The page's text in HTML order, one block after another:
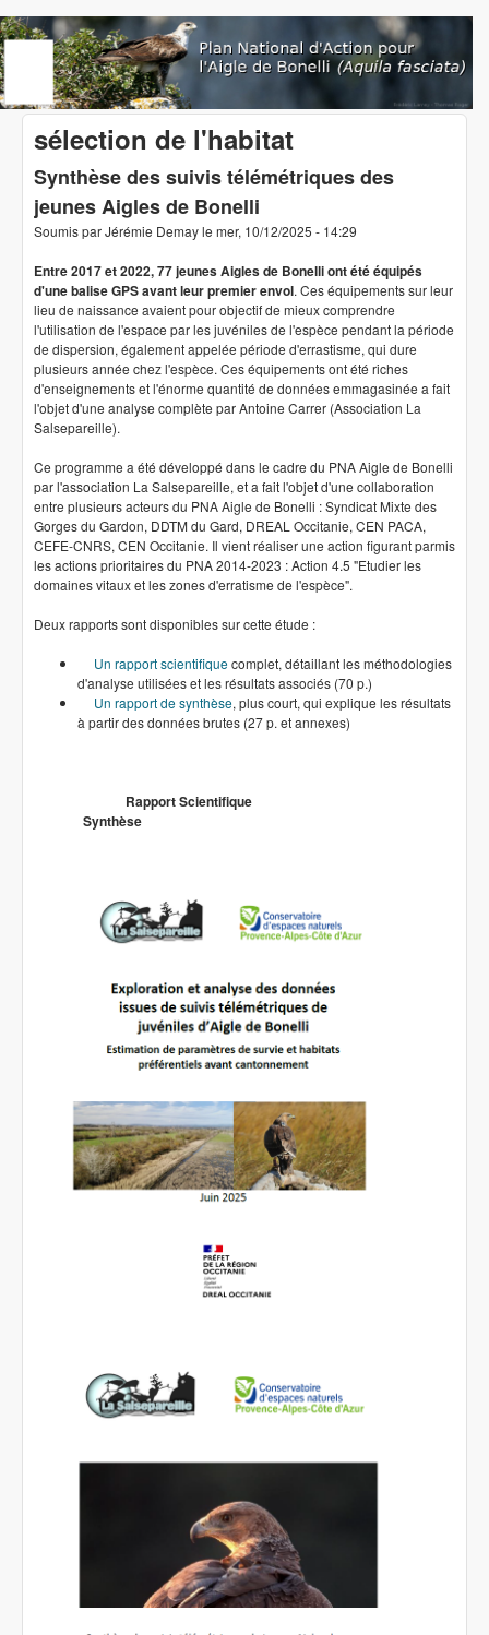
Aller au contenu principal
www.aigledebonelli.org
sélection de l'habitat
Synthèse des suivis télémétriques des
jeunes Aigles de Bonelli
Soumis parJérémie Demayle mer, 10/12/2025 - 14:29
Entre 2017 et 2022, 77 jeunes Aigles de Bonelli ont été équipés
d'une balise GPS avant leur premier envol. Ces équipements sur leur
lieu de naissance avaient pour objectif de mieux comprendre
l'utilisation de l'espace par les juvéniles de l'espèce pendant la période
de dispersion, également appelée période d'errastisme, qui dure
plusieurs année chez l'espèce. Ces équipements ont été riches
d'enseignements et l'énorme quantité de données emmagasinée a fait
l'objet d'une analyse complète par Antoine Carrer (Association La
Salsepareille).
Ce programme a été développé dans le cadre du PNA Aigle de Bonelli
par l'association La Salsepareille, et a fait l'objet d'une collaboration
entre plusieurs acteurs du PNA Aigle de Bonelli : Syndicat Mixte des
Gorges du Gardon, DDTM du Gard, DREAL Occitanie, CEN PACA,
CEFE-CNRS, CEN Occitanie. Il vient réaliser une action figurant parmis
les actions prioritaires du PNA 2014-2023 : Action 4.5 "Etudier les
domaines vitaux et les zones d'erratisme de l'espèce".
Deux rapports sont disponibles sur cette étude :
Un rapport scientifiquecomplet, détaillant les méthodologies
d'analyse utilisées et les résultats associés (70 p.)
Un rapport de synthèse, plus court, qui explique les résultats
à partir des données brutes (27 p. et annexes)
Rapport Scientifique
Synthèse